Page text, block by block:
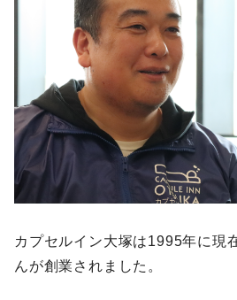
カプセルイン大塚は1995年に現
んが創業されました。